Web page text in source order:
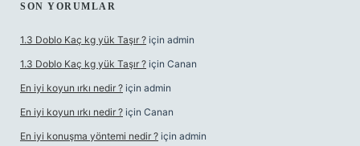
SON YORUMLAR
1.3 Doblo Kaç kg yük Taşır ? için admin
1.3 Doblo Kaç kg yük Taşır ? için Canan
En iyi koyun ırkı nedir ? için admin
En iyi koyun ırkı nedir ? için Canan
En iyi konuşma yöntemi nedir ? için admin